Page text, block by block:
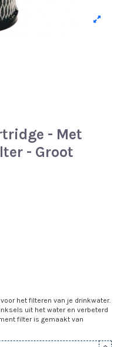
- Met
- Groot
het filteren van je drinkwater.
uit het water en verbeterd
filter is gemaakt van